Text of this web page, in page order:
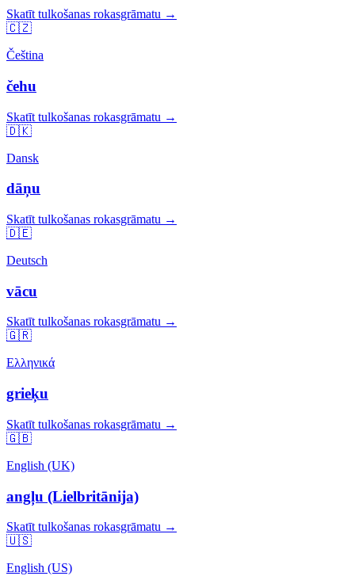
Skatīt tulkošanas rokasgrāmatu →
🇨🇿
Čeština
čehu
Skatīt tulkošanas rokasgrāmatu →
🇩🇰
Dansk
dāņu
Skatīt tulkošanas rokasgrāmatu →
🇩🇪
Deutsch
vācu
Skatīt tulkošanas rokasgrāmatu →
🇬🇷
Ελληνικά
grieķu
Skatīt tulkošanas rokasgrāmatu →
🇬🇧
English (UK)
angļu (Lielbritānija)
Skatīt tulkošanas rokasgrāmatu →
🇺🇸
English (US)